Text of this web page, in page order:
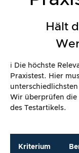
Hält
ℹ️ Die höchste
Praxistest. Hier
Wir überprüfen die
des Testartikels.
Kriterium